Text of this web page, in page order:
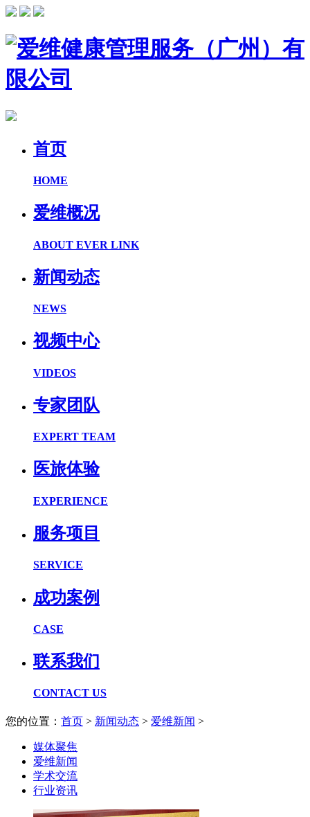
首页
HOME
爱维概况
ABOUT EVER LINK
新闻动态
NEWS
视频中心
VIDEOS
专家团队
EXPERT TEAM
医旅体验
EXPERIENCE
服务项目
SERVICE
成功案例
CASE
联系我们
CONTACT US
您的位置： 首页 > 新闻动态 > 爱维新闻 >
媒体聚焦
爱维新闻
学术交流
行业资讯